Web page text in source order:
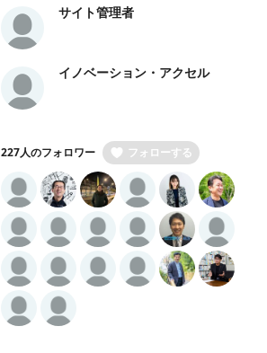
サイト管理者
イノベーション・アクセル
227人のフォロワー フォローする